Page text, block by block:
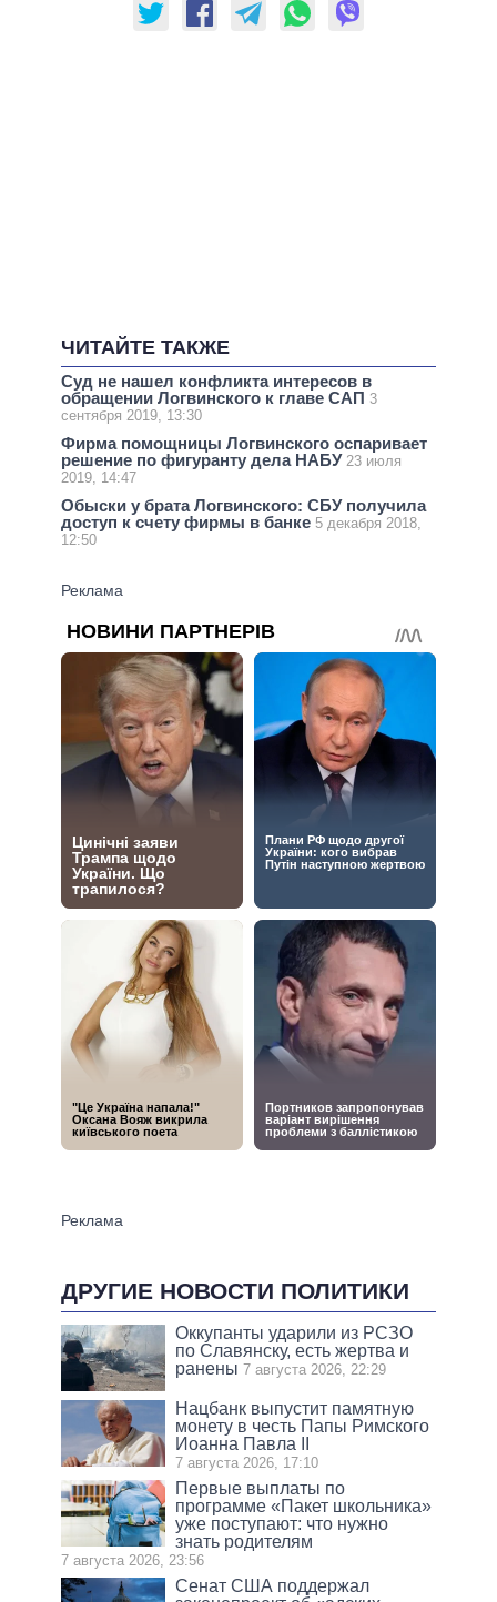
ЧИТАЙТЕ ТАКЖЕ
Суд не нашел конфликта интересов в
обращении Логвинского к главе САП 3
сентября 2019, 13:30
Фирма помощницы Логвинского оспаривает
решение по фигуранту дела НАБУ 23 июля
2019, 14:47
Обыски у брата Логвинского: СБУ получила
доступ к счету фирмы в банке 5 декабря 2018,
12:50
ДРУГИЕ НОВОСТИ ПОЛИТИКИ
Оккупанты ударили из РСЗО
по Славянску, есть жертва и
ранены 7 августа 2026, 22:29
Нацбанк выпустит памятную
монету в честь Папы Римского
Иоанна Павла II
7 августа 2026, 17:10
Первые выплаты по
программе «Пакет школьника»
уже поступают: что нужно
знать родителям
7 августа 2026, 23:56
Сенат США поддержал